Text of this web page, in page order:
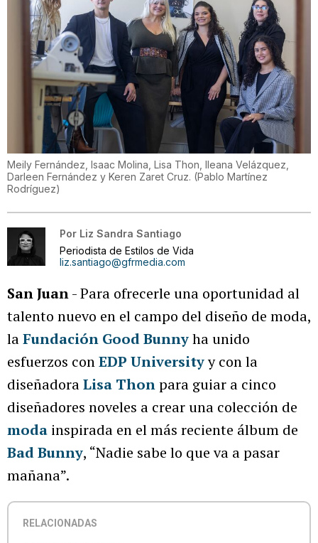
Meily Fernández, Isaac Molina, Lisa Thon, Ileana Velázquez,
Darleen Fernández y Keren Zaret Cruz. (Pablo Martínez
Rodríguez)
Por Liz Sandra Santiago
Periodista de Estilos de Vida
liz.santiago@gfrmedia.com
San Juan- Para ofrecerle una oportunidad al
talento nuevo en el campo del diseño de moda,
laFundación Good Bunnyha unido
esfuerzos conEDP Universityy con la
diseñadoraLisa Thonpara guiar a cinco
diseñadores noveles a crear una colección de
moda inspirada en el más reciente álbum de
Bad Bunny, “Nadie sabe lo que va a pasar
mañana”.
RELACIONADAS